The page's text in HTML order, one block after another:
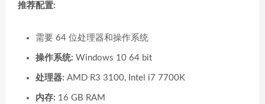
推荐配置:
需要 64 位处理器和操作系统
操作系统: Windows 10 64 bit
处理器: AMD R3 3100, Intel i7 7700K
内存: 16 GB RAM